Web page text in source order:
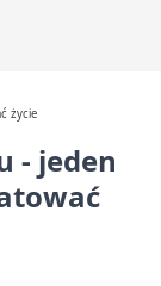
życie
- jeden